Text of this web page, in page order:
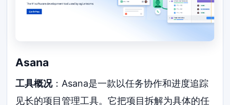
Asana
工具概况：Asana是一款以任务协作和进度追踪
见长的项目管理工具。它把项目拆解为具体的任